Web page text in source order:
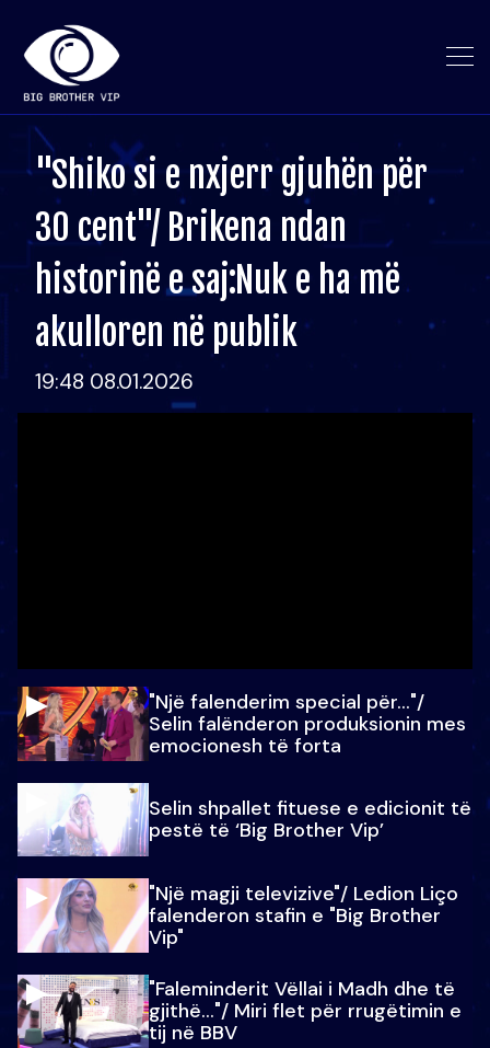
"Shiko si e nxjerr gjuhën për
30 cent"/ Brikena ndan
historinë e saj:Nuk e ha më
akulloren në publik
19:48 08.01.2026
"Një falenderim special për…"/
Selin falënderon produksionin mes
emocionesh të forta
Selin shpallet fituese e edicionit të
pestë të ‘Big Brother Vip’
"Një magji televizive"/ Ledion Liço
falenderon stafin e "Big Brother
Vip"
"Faleminderit Vëllai i Madh dhe të
gjithë…"/ Miri flet për rrugëtimin e
tij në BBV